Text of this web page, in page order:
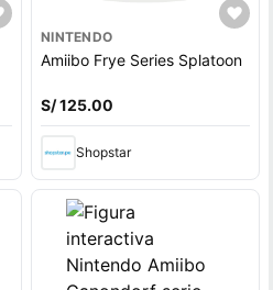
NINTENDO
Amiibo Frye Series Splatoon
S/ 125.00
Shopstar